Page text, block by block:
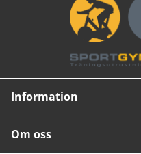
Information
Om oss